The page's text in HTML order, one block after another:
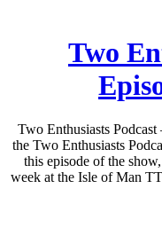
Two
Two Enthusiasts
the Two Enthusiasts
this episode of the
week at the Isle of Man